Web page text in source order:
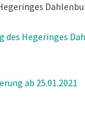
des Hegeringes
ab 25.01.2021